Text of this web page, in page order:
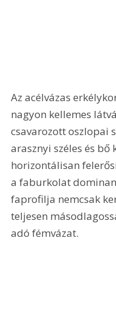
Az acélvázas
nagyon kellemes
csavarozott oszlopai
arasznyi széles és bő
horizontálisan
a faburkolat
faprofilja nemcsak
teljesen
adó fémvázat.